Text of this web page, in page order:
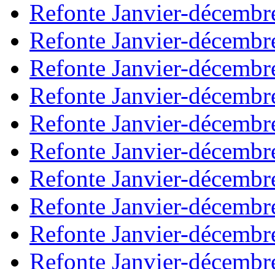
Refonte Janvier-
Refonte Janvier-
Refonte Janvier-
Refonte Janvier-
Refonte Janvier-
Refonte Janvier-
Refonte Janvier-
Refonte Janvier-
Refonte Janvier-
Refonte Janvier-